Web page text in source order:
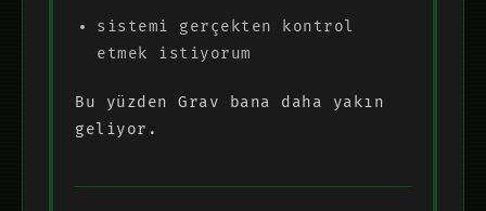
sistemi gerçekten kontrol
etmek istiyorum
Bu yüzden Grav bana daha yakın
geliyor.